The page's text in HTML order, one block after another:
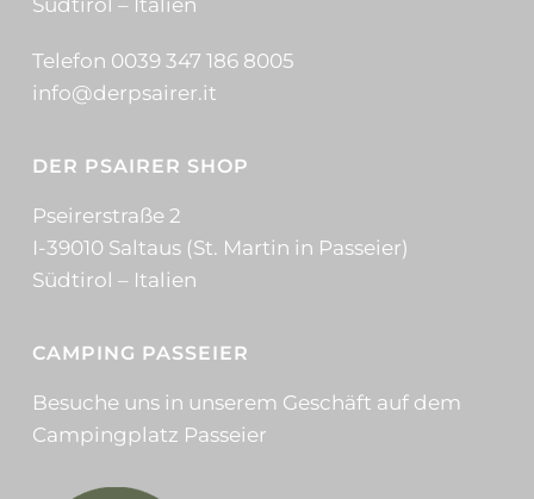
Telefon 0039 347 186 8005
info@derpsairer.it
DER PSAIRER SHOP
Pseirerstraße 2
I-39010 Saltaus (St. Martin in Passeier)
Südtirol – Italien
CAMPING PASSEIER
Besuche uns in unserem Geschäft auf dem
Campingplatz Passeier